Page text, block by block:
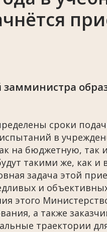
сроки
в
на бюджетную, так
такими же, как и
задача этой
и
этого
а также
траектории